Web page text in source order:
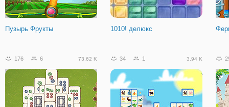
Пузырь Фрукты 1010! делюкс
176 6 73.62 K 34 1 3.94 K